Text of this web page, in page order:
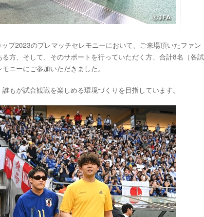
プ2023のプレマッチセレモニーにおいて、ご来場頂いたファン
方、そして、そのサポートを行っていただく方、合計8名（各
ニーにご参加いただきました。
もが試合観戦を楽しめる環境づくりを目指しています。